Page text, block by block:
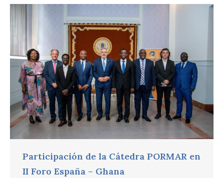
Participación de la Cátedra PORMAR en
II Foro España – Ghana